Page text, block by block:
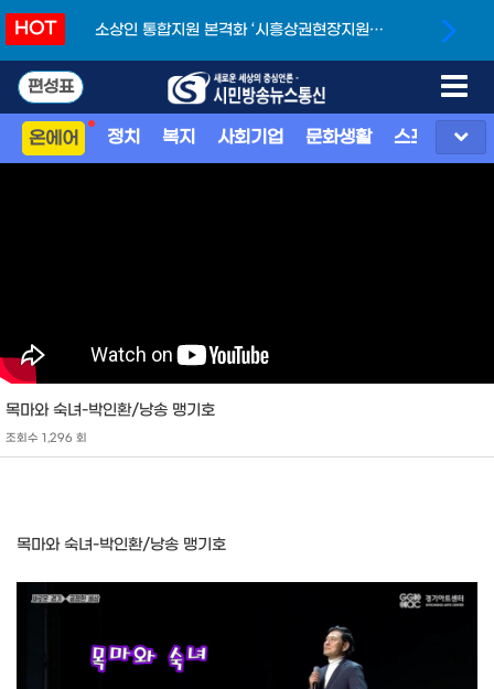
HOT
소상인 통합지원 본격화 ‘시흥상권현장지원단’
편성표
온에어 정치 복지 사회기업 문화생활 스포츠 지
목마와 숙녀-박인환/낭송 맹기호
조회수 1,296 회
목마와 숙녀-박인환/낭송 맹기호